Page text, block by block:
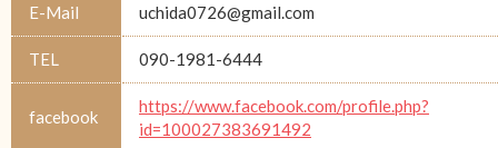
E-Mail uchida0726@gmail.com
TEL 090-1981-6444
facebook
https://www.facebook.com/profile.php?
id=100027383691492